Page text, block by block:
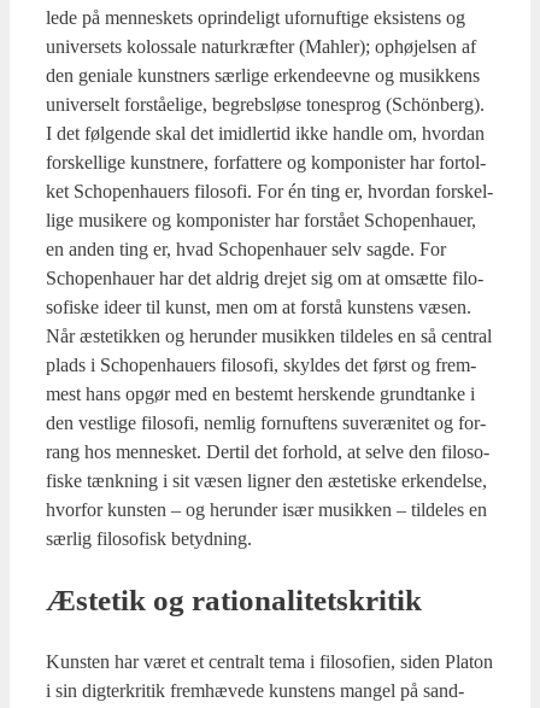
le­de på men­ne­skets oprin­de­ligt ufor­nuf­ti­ge eksi­stens og
uni­ver­sets kolos­sa­le naturkræf­ter (Mah­ler); ophø­jel­sen af
den geni­a­le kunst­ners sær­li­ge erken­de­ev­ne og musik­kens
uni­ver­selt for­stå­e­li­ge, begrebs­lø­se tone­sprog (Schön­berg).
I det føl­gen­de skal det imid­ler­tid ikke hand­le om, hvor­dan
for­skel­li­ge kunst­ne­re, for­fat­te­re og kom­po­ni­ster har for­tol­
ket Scho­pen­hau­ers filo­so­fi. For én ting er, hvor­dan for­skel­
li­ge musi­ke­re og kom­po­ni­ster har for­stå­et Scho­pen­hau­er,
en anden ting er, hvad Scho­pen­hau­er selv sag­de. For
Scho­pen­hau­er har det aldrig dre­jet sig om at omsæt­te filo­
so­fi­ske ide­er til kunst, men om at for­stå kun­stens væsen.
Når æste­tik­ken og her­un­der musik­ken til­de­les en så cen­tral
plads i Scho­pen­hau­ers filo­so­fi, skyl­des det først og frem­
mest hans opgør med en bestemt her­sken­de grund­tan­ke i
den vest­li­ge filo­so­fi, nem­lig for­nuf­tens suveræ­ni­tet og for­
rang hos men­ne­sket. Der­til det for­hold, at sel­ve den filo­so­
fi­ske tænk­ning i sit væsen lig­ner den æste­ti­ske erken­del­se,
hvor­for kun­sten – og her­un­der især musik­ken – til­de­les en
sær­lig filo­so­fisk betyd­ning.
Æste­tik og ratio­na­li­tetskri­tik
Kun­sten har været et cen­tralt tema i filo­so­fi­en, siden Pla­ton
i sin dig­ter­kri­tik frem­hæ­ve­de kun­stens man­gel på sand­